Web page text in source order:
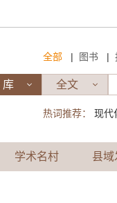
全部 | 图书 |
热词推荐： 现代
学术名村 县域